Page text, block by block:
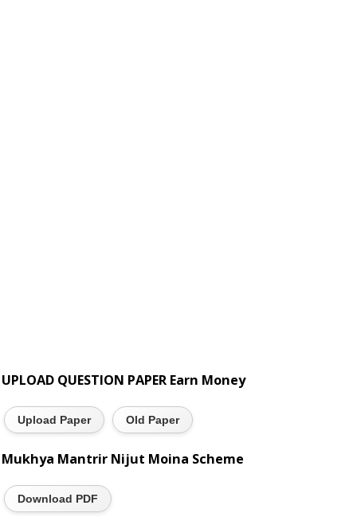
UPLOAD QUESTION PAPER Earn Money
Upload Paper Old Paper
Mukhya Mantrir Nijut Moina Scheme
Download PDF